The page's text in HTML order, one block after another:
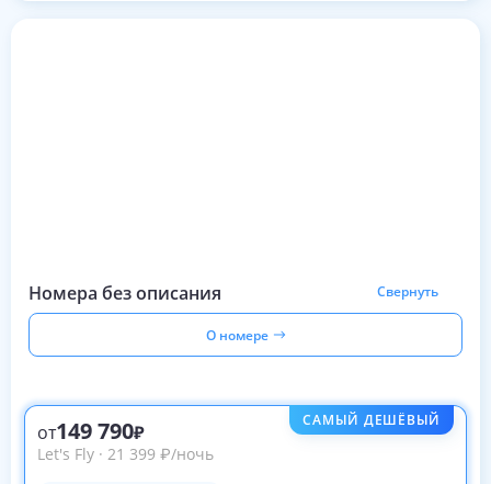
Номера без описания Свернуть
О номере
САМЫЙ ДЕШЁВЫЙ
от149 790
Let's Fly · 21 399 ₽/ночь